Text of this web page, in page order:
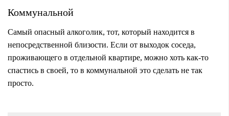
Коммунальной
Самый опасный алкоголик, тот, который находится в
непосредственной близости. Если от выходок соседа,
проживающего в отдельной квартире, можно хоть как-то
спастись в своей, то в коммунальной это сделать не так
просто.